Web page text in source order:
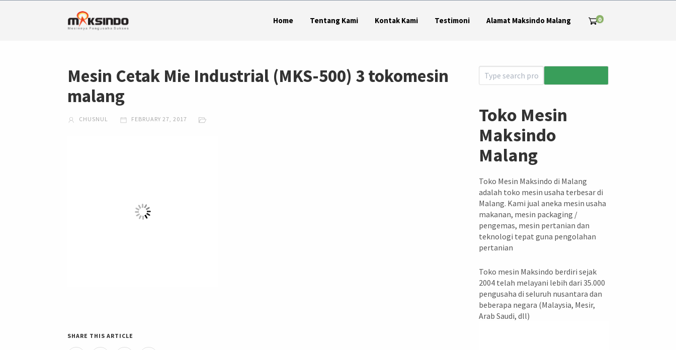
Home Tentang Kami Kontak Kami Testimoni Alamat Maksindo Malang 0
Mesin Cetak Mie Industrial (MKS-500) 3 tokomesin
malang
CHUSNUL FEBRUARY 27, 2017
SHARE THIS ARTICLE
Toko Mesin
Maksindo
Malang
Toko Mesin Maksindo di Malang
adalah toko mesin usaha terbesar di
Malang. Kami jual aneka mesin usaha
makanan, mesin packaging /
pengemas, mesin pertanian dan
teknologi tepat guna pengolahan
pertanian
Toko mesin Maksindo berdiri sejak
2004 telah melayani lebih dari 35.000
pengusaha di seluruh nusantara dan
beberapa negara (Malaysia, Mesir,
Arab Saudi, dll)